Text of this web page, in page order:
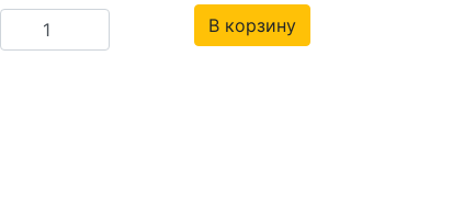
В корзину